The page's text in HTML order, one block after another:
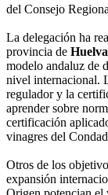
del Consejo
La delegación ha
provincia de Huelva
modelo andaluz de
nivel internacional.
regulador y la
aprender sobre
certificación
vinagres del
Otros de los
expansión